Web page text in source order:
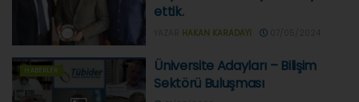
ettik.
HAKAN KARADAYI
HABERLER
Üniversite Adayları – Bilişim
Sektörü Buluşması